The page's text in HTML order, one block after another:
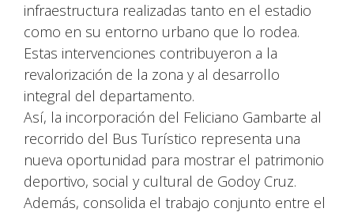
infraestructura realizadas tanto en el estadio
como en su entorno urbano que lo rodea.
Estas intervenciones contribuyeron a la
revalorización de la zona y al desarrollo
integral del departamento.
Así, la incorporación del Feliciano Gambarte al
recorrido del Bus Turístico representa una
nueva oportunidad para mostrar el patrimonio
deportivo, social y cultural de Godoy Cruz.
Además, consolida el trabajo conjunto entre el